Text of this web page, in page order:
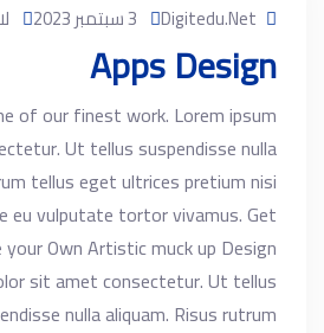
Digitedu.net
Apps Design
of our finest work. Lorem ipsum
Ut tellus suspendisse nulla
tellus eget ultrices pretium nisi
eu vulputate tortor vivamus. Get
Own Artistic muck up Design
sit amet consectetur. Ut tellus
nulla aliquam. Risus rutrum […]